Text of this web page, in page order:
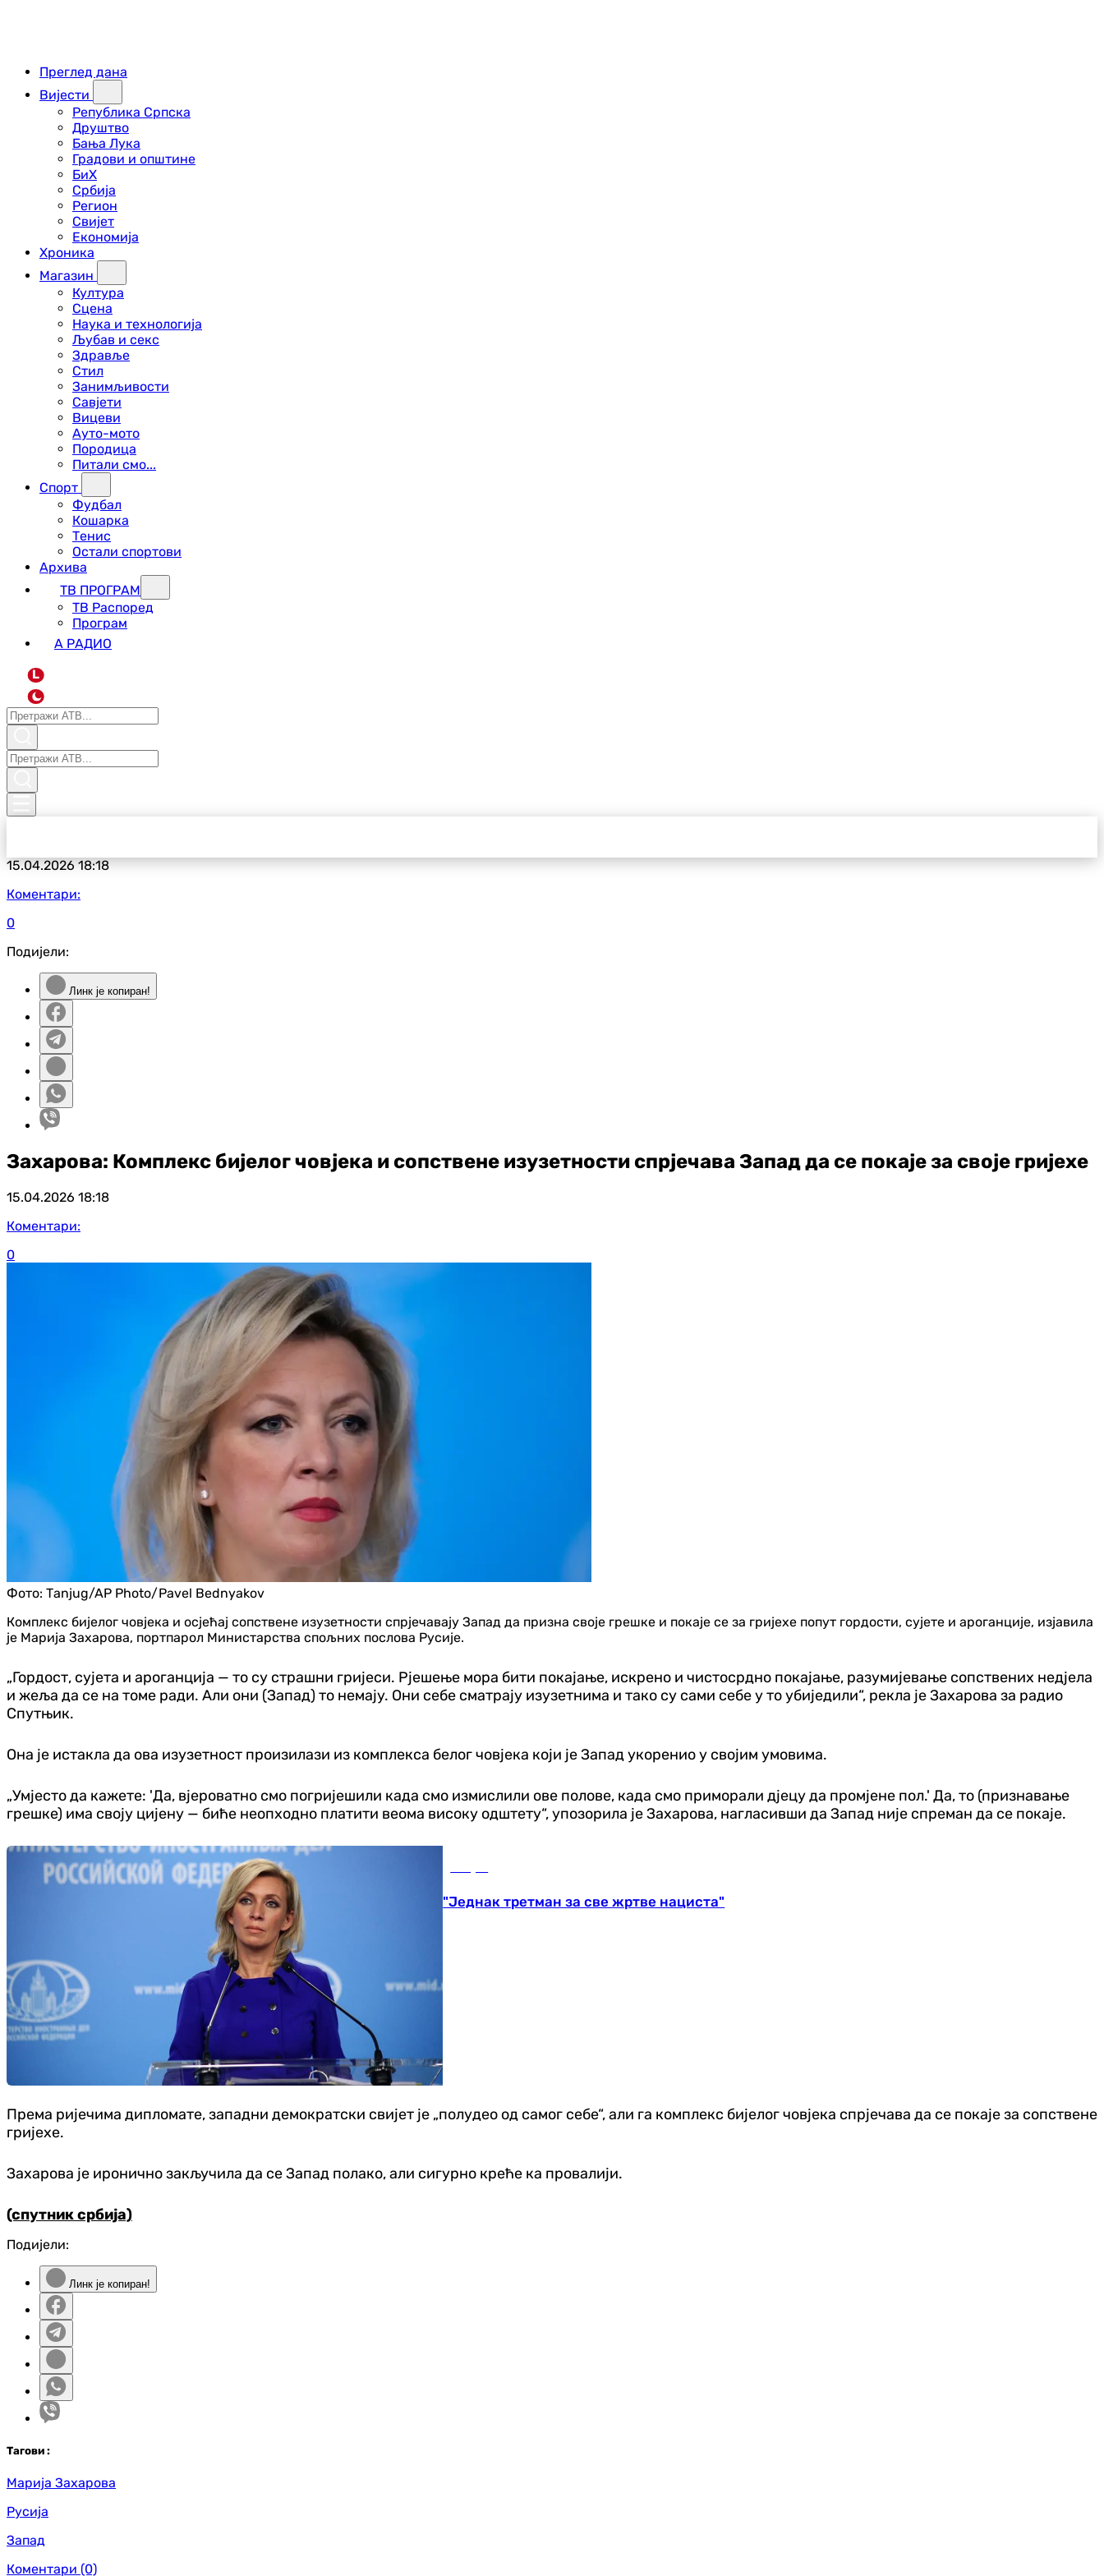
Преглед дана
Вијести
Република Српска
Друштво
Бања Лука
Градови и општине
БиХ
Србија
Регион
Свијет
Економија
Хроника
Магазин
Култура
Сцена
Наука и технологија
Љубав и секс
Здравље
Стил
Занимљивости
Савјети
Вицеви
Ауто-мото
Породица
Питали смо...
Спорт
Фудбал
Кошарка
Тенис
Остали спортови
Архива
ТВ ПРОГРАМ
ТВ Распоред
Програм
А РАДИО
L
15.04.202618:18
Коментари:
0
Подијели:
Линк је копиран!
Захарова: Комплекс бијелог човјека и сопствене изузетности спрјечава Запад да се покаје за своје гријехе
15.04.2026 18:18
Коментари:
0
Фото: Таnjug/AP Photo/Pavel Bednyakov
Комплекс бијелог човјека и осјећај сопствене изузетности спрјечавају Запад да призна своје грешке и покаје се за гријехе попут гордости, сујете и ароганције, изјавила
је Марија Захарова, портпарол Министарства спољних послова Русије.
„Гордост, сујета и ароганција — то су страшни гријеси. Рјешење мора бити покајање, искрено и чистосрдно покајање, разумијевање сопствених недјела
и жеља да се на томе ради. Али они (Запад) то немају. Они себе сматрају изузетнима и тако су сами себе у то убиједили“, рекла је Захарова за радио
Спутњик.
Она је истакла да ова изузетност произилази из комплекса белог човјека који је Запад укоренио у својим умовима.
„Умјесто да кажете: 'Да, вјероватно смо погријешили када смо измислили ове полове, када смо приморали дјецу да промјене пол.' Да, то (признавање
грешке) има своју цијену — биће неопходно платити веома високу одштету“, упозорила је Захарова, нагласивши да Запад није спреман да се покаје.
"Једнак третман за све жртве нациста"
Према ријечима дипломате, западни демократски свијет је „полудео од самог себе“, али га комплекс бијелог човјека спрјечава да се покаје за сопствене
гријехе.
Захарова је иронично закључила да се Запад полако, али сигурно креће ка провалији.
(спутник србија)
Подијели:
Линк је копиран!
Тагови :
Марија Захарова
Русија
Запад
Коментари (0)